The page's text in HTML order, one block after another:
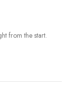
from the start.